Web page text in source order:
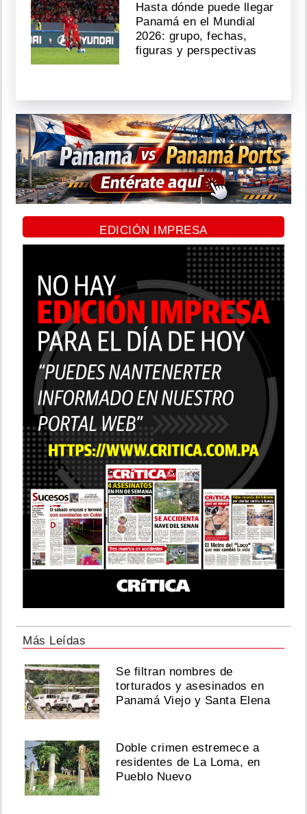
Hasta dónde puede llegar
Panamá en el Mundial
2026: grupo, fechas,
figuras y perspectivas
EDICIÓN IMPRESA
Más Leídas
Se filtran nombres de
torturados y asesinados en
Panamá Viejo y Santa Elena
Doble crimen estremece a
residentes de La Loma, en
Pueblo Nuevo